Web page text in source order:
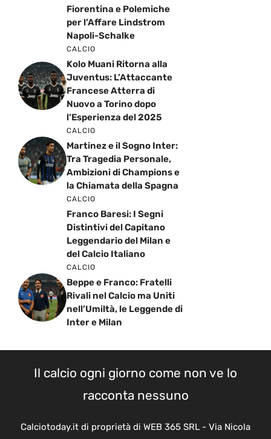
Fiorentina e Polemiche
per l’Affare Lindstrom
Napoli-Schalke
CALCIO
Kolo Muani Ritorna alla
Juventus: L’Attaccante
Francese Atterra di
Nuovo a Torino dopo
l’Esperienza del 2025
CALCIO
Martinez e il Sogno Inter:
Tra Tragedia Personale,
Ambizioni di Champions e
la Chiamata della Spagna
CALCIO
Franco Baresi: I Segni
Distintivi del Capitano
Leggendario del Milan e
del Calcio Italiano
CALCIO
Beppe e Franco: Fratelli
Rivali nel Calcio ma Uniti
nell’Umiltà, le Leggende di
Inter e Milan
Il calcio ogni giorno come non ve lo
racconta nessuno
Calciotoday.it di proprietà di WEB 365 SRL - Via Nicola